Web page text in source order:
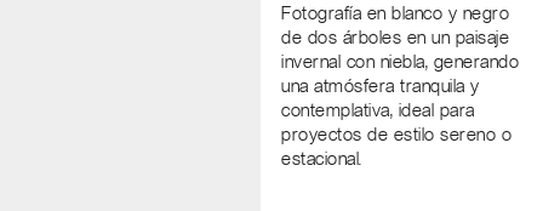
Fotografía en blanco y negro
de dos árboles en un paisaje
invernal con niebla, generando
una atmósfera tranquila y
contemplativa, ideal para
proyectos de estilo sereno o
estacional.